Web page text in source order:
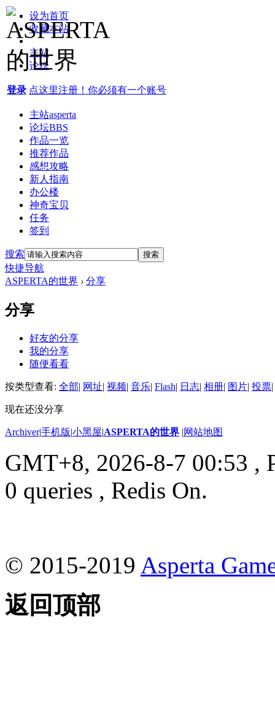
设为首页
收藏本站
主站
论坛
登录 点这里注册！你必须有一个账号
主站asperta
论坛BBS
作品一览
推荐作品
感想攻略
新人指南
办公楼
神奇宝贝
任务
签到
搜索 搜索
快捷导航
ASPERTA的世界 › 分享
分享
好友的分享
我的分享
随便看看
按类型查看: 全部| 网址| 视频| 音乐| Flash| 日志| 相册| 图片| 投票|
现在还没分享
Archiver|手机版|小黑屋|ASPERTA的世界 |网站地图
GMT+8, 2026-8-7 00:53 ,
0 queries , Redis On.
© 2015-2019 Asperta
返回顶部